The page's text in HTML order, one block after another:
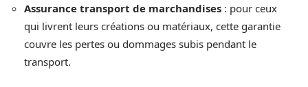
Assurance transport de marchandises : pour ceux
qui livrent leurs créations ou matériaux, cette garantie
couvre les pertes ou dommages subis pendant le
transport.